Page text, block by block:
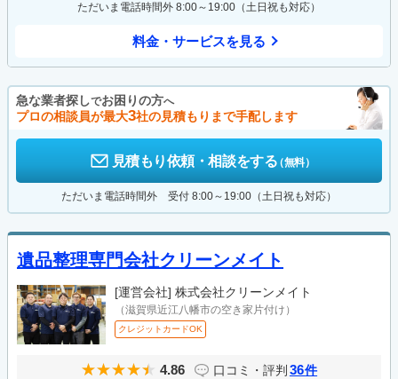
ただいま電話時間外 8:00～19:00（土日祝も対応）
料金・サービスを見る
急な業者探しでお困りの方へ
プロの相談員が最大3社の見積もりまで手配します
見積もり依頼・相談をする（無料）
ただいま電話時間外 受付 8:00～19:00（土日祝も対応）
遺品整理専門会社クリーンメイト
[運営会社] 株式会社クリーンメイト
（滋賀県近江八幡市の空き家片付け）
クレジットカードOK
4.86 口コミ・評判 36件